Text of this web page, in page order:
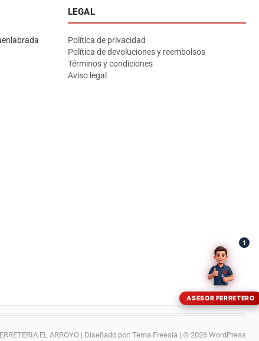
LEGAL
Política de privacidad
Política de devoluciones y reembolsos
Términos y condiciones
Aviso legal
EL ARROYO | Diseñado por: Tema Freesia | © 2026 WordPress
ASESOR FERRETERO
1
Asesor El Arroyo
En línea · responde en segundos
WhatsApp